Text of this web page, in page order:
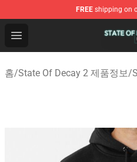
FREE shipping on
Open menu
State Of Decay 2 Shop -
홈/State Of Decay 2 제품정보/